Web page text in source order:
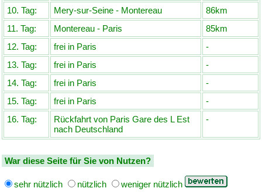
10. Tag: Mery-sur-Seine - Montereau
86km
11. Tag:
Montereau - Paris
85km
12. Tag:
frei in Paris
-
13. Tag:
frei in Paris
-
14. Tag:
frei in Paris
-
15. Tag:
frei in Paris
-
16. Tag:
Rückfahrt von Paris Gare des L Est
nach Deutschland
-
War diese Seite für Sie von Nutzen?
sehr nützlich nützlich weniger nützlich